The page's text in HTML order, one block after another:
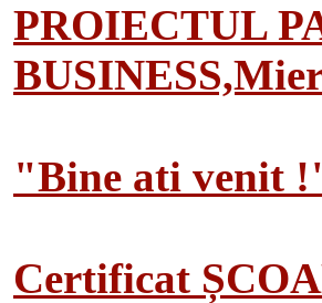
PROIECTUL
"Bine ati venit
Certificat